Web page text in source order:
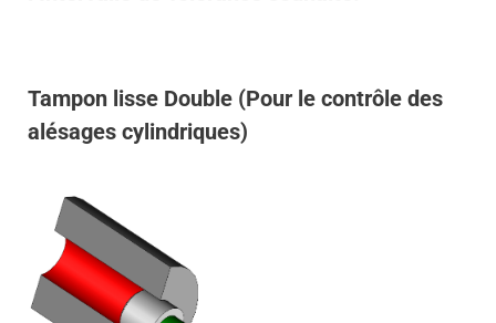
Tampon lisse Double (Pour le contrôle des
alésages cylindriques)